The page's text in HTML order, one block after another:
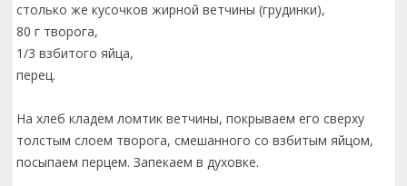
столько же кусочков жирной ветчины (грудинки),
80 г творога,
1/3 взбитого яйца,
перец.
На хлеб кладем ломтик ветчины, покрываем его сверху
толстым слоем творога, смешанного со взбитым яйцом,
посыпаем перцем. Запекаем в духовке.